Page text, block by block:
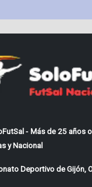
- Más de 25 años
y Nacional
Deportivo de Gijón,